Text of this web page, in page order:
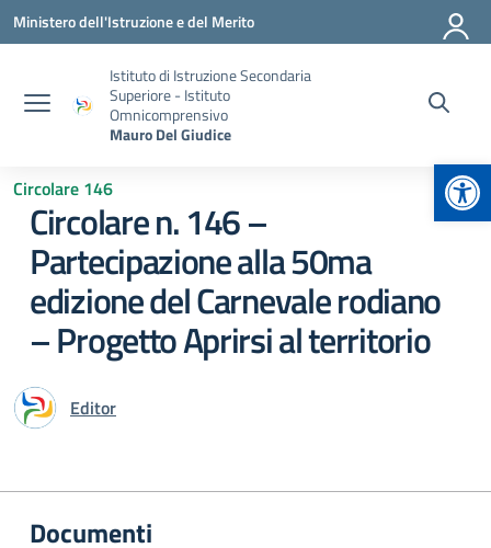
Vai ai contenuti
Vai al menu di navigazione
Vai al footer
Ministero dell'Istruzione e del Merito
Istituto di Istruzione Secondaria
Superiore - Istituto
Omnicomprensivo
Mauro Del Giudice
Circolare 146
Circolare n. 146 –
Partecipazione alla 50ma
edizione del Carnevale rodiano
– Progetto Aprirsi al territorio
Editor
Documenti